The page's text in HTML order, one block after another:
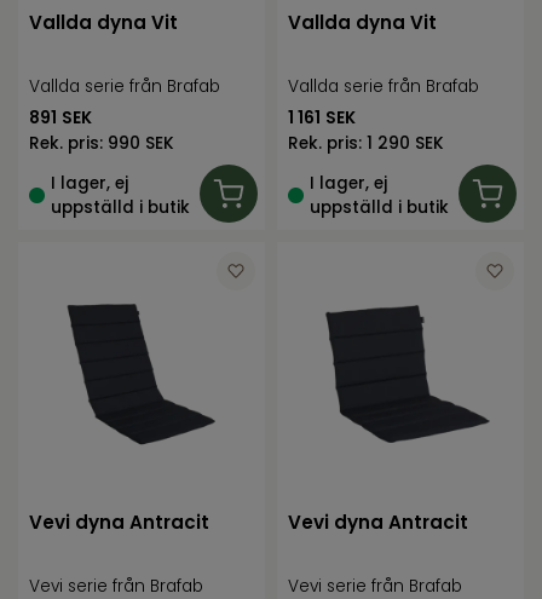
Vallda dyna Vit
Vallda serie från Brafab
891 SEK
Rek. pris: 990 SEK
I lager, ej
uppställd i butik
Vallda dyna Vit
Vallda serie från Brafab
1 161 SEK
Rek. pris: 1 290 SEK
I lager, ej
uppställd i butik
Vevi dyna Antracit
Vevi serie från Brafab
Vevi dyna Antracit
Vevi serie från Brafab